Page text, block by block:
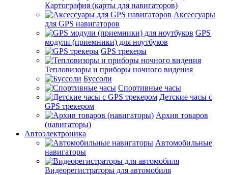
Картография (карты для навигаторов)
Аксессуары
для GPS навигаторов
GPS
модули (приемники) для ноутбуков
GPS трекеры
Тепловизоры и приборы ночного видения
Буссоли
Спортивные часы
Детские часы с
GPS трекером
Архив товаров
(навигаторы)
Автоэлектроника
Автомобильные
навигаторы
Видеорегистраторы для автомобиля